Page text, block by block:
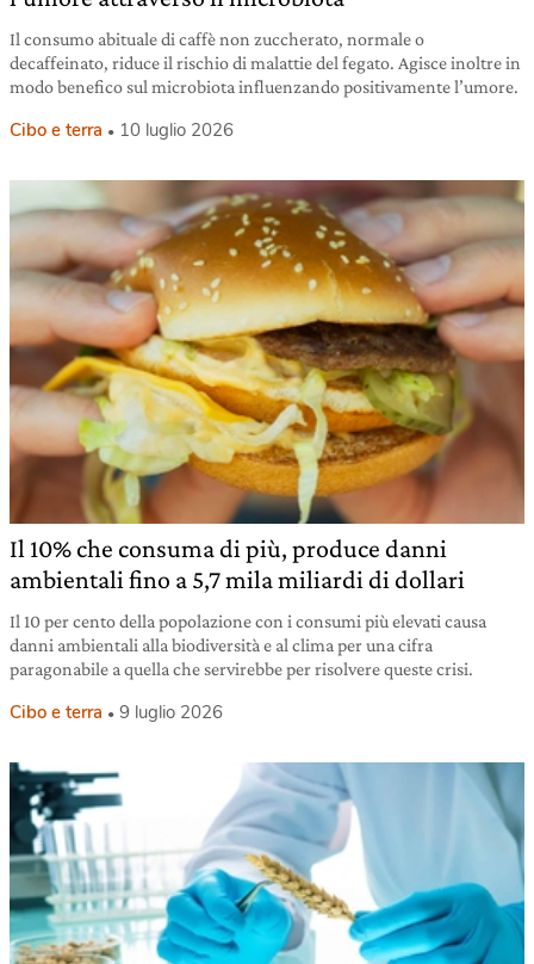
Il consumo abituale di caffè non zuccherato, normale o
decaffeinato, riduce il rischio di malattie del fegato. Agisce inoltre in
modo benefico sul microbiota influenzando positivamente l’umore.
Cibo e terra 10 luglio 2026
Il 10% che consuma di più, produce danni
ambientali fino a 5,7 mila miliardi di dollari
Il 10 per cento della popolazione con i consumi più elevati causa
danni ambientali alla biodiversità e al clima per una cifra
paragonabile a quella che servirebbe per risolvere queste crisi.
Cibo e terra 9 luglio 2026